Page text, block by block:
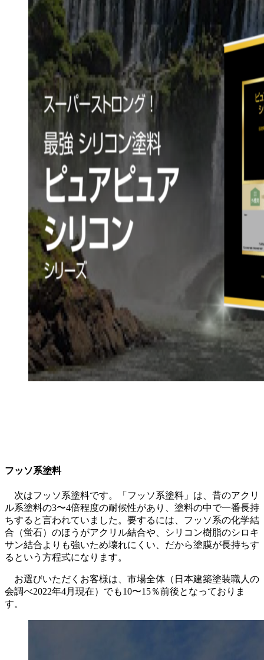
フッソ系塗料
次はフッソ系塗料です。「フッソ系塗料」は、昔のアクリ
ル系塗料の3〜4倍程度の耐候性があり、塗料の中で一番長持
ちすると言われていました。要するには、フッソ系の化学結
合（蛍石）のほうがアクリル結合や、シリコン樹脂のシロキ
サン結合よりも強いため壊れにくい、だから塗膜が長持ちす
るという方程式になります。
お選びいただくお客様は、市場全体（日本建築塗装職人の
会調べ2022年4月現在）でも10〜15％前後となっておりま
す。